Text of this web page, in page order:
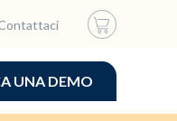
UNA DEMO